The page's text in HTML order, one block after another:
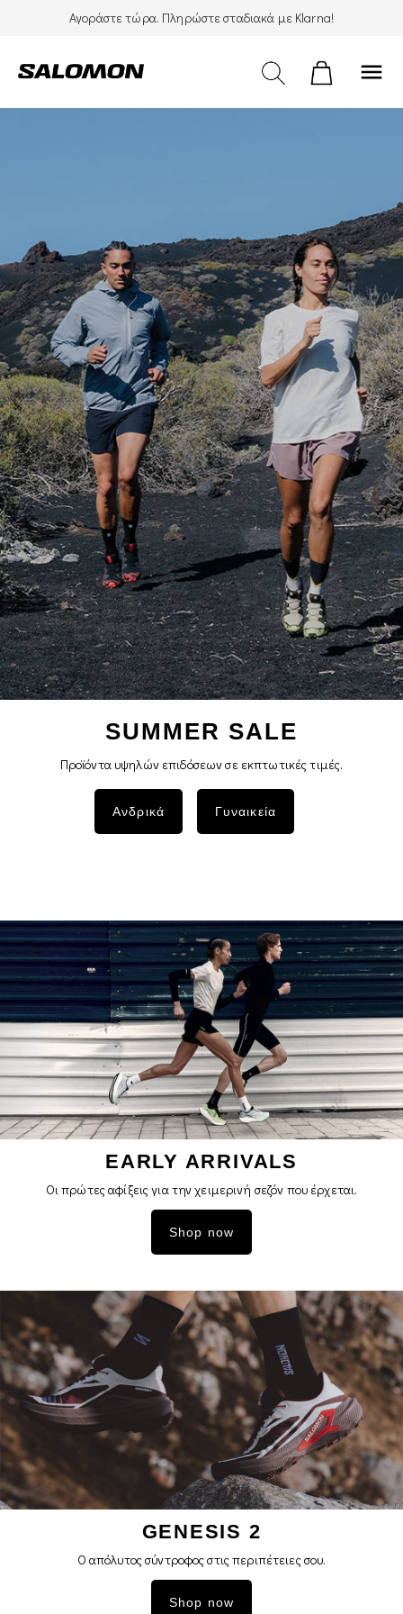
Αγοράστε τώρα. Πληρώστε σταδιακά με Klarna!
menu
SUMMER SALE
Προϊόντα υψηλών επιδόσεων σε εκπτωτικές τιμές.
Ανδρικά Γυναικεία
EARLY ARRIVALS
Οι πρώτες αφίξεις για την χειμερινή σεζόν που έρχεται.
Shop now
GENESIS 2
Ο απόλυτος σύντροφος στις περιπέτειες σoυ.
Shop now